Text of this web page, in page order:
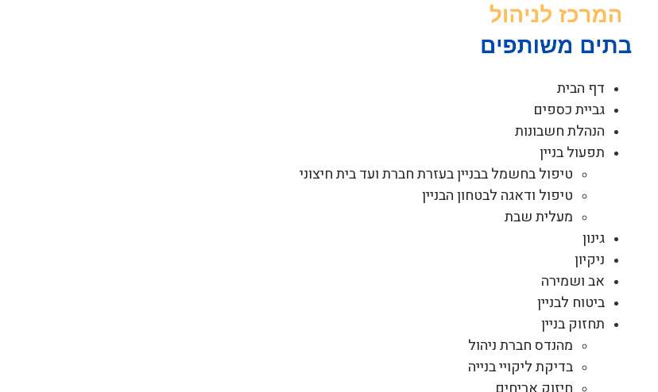
דף הבית
גביית כספים
הנהלת חשבונות
תפעול בניין
טיפול בחשמל בבניין בעזרת חברת ועד בית חיצוני
טיפול ודאגה לבטחון הבניין
מעלית שבת
גינון
ניקיון
אב ושמירה
ביטוח לבניין
תחזוק בניין
מהנדס חברת ניהול
בדיקת ליקויי בנייה